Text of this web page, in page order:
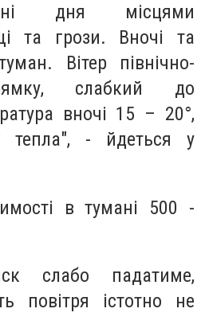
дня місцями
та грози. Вночі та
Вітер північно-
слабкий до
вночі 15 – 20°,
- йдеться у
в тумані 500 -
слабо падатиме,
повітря істотно не